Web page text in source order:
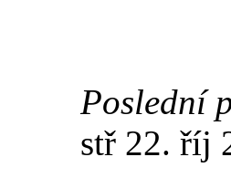
Poslední
stř 22. říj